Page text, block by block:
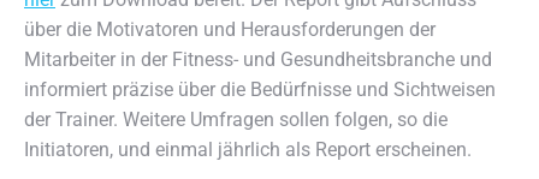
über die Motivatoren und Herausforderungen der
Mitarbeiter in der Fitness- und Gesundheitsbranche und
informiert präzise über die Bedürfnisse und Sichtweisen
der Trainer. Weitere Umfragen sollen folgen, so die
Initiatoren, und einmal jährlich als Report erscheinen.